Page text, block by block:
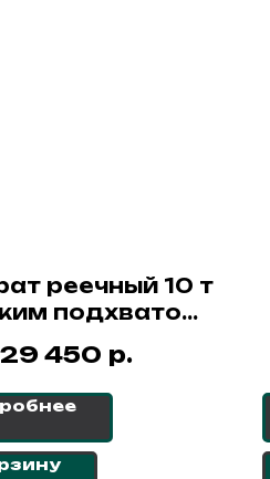
реечный 10 т
подхватом
29 450 р.